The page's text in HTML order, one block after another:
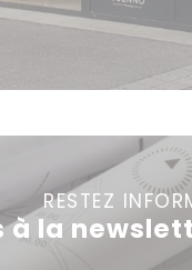
RESTEZ
à la